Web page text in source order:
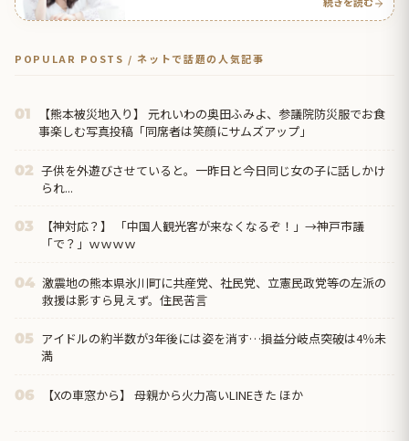
POPULAR POSTS / ネットで話題の人気記事
01
【熊本被災地入り】 元れいわの奥田ふみよ、参議院防災服でお食
事楽しむ写真投稿「同席者は笑顔にサムズアップ」
02 子供を外遊びさせていると。一昨日と今日同じ女の子に話しかけ
られ...
03
【神対応？】 「中国人観光客が来なくなるぞ！」→神戸市議
「で？」ｗｗｗｗ
04 激震地の熊本県氷川町に共産党、社民党、立憲民政党等の左派の
救援は影すら見えず。住民苦言
05 アイドルの約半数が3年後には姿を消す…損益分岐点突破は4％未
満
06 【Xの車窓から】 母親から火力高いLINEきた ほか